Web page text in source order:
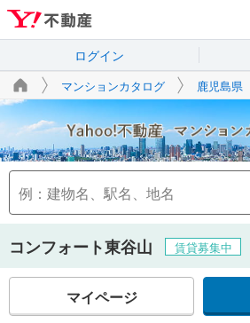
ログイン
マンションカタログ 鹿児島県
コンフォート東谷山 賃貸募集中
マイページ